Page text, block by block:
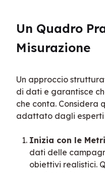
Un Quadro
Misurazione
Un approccio
di dati e garantisce
che conta. Considera
adattato dagli
Inizia con le
dati delle
obiettivi realistici.